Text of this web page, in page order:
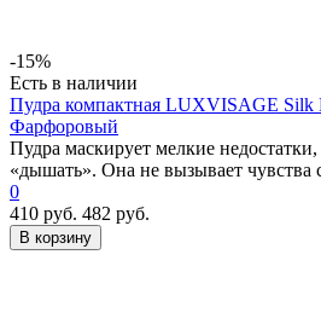
-15%
Есть в наличии
Пудра компактная LUXVISAGE Silk
Фарфоровый
Пудра маскирует мелкие
«дышать». Она не вызывает чувства
0
410 руб. 482 руб.
В корзину